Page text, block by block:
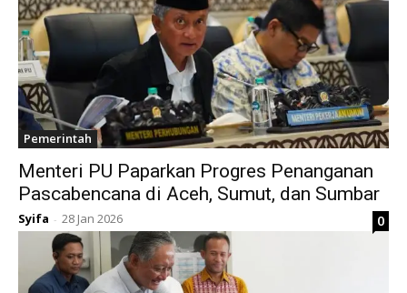
Pemerintah
Menteri PU Paparkan Progres Penanganan
Pascabencana di Aceh, Sumut, dan Sumbar
Syifa - 28 Jan 2026 0